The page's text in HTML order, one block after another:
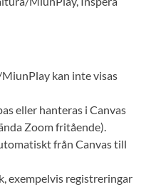
kan inte visas
eller hanteras i Canvas
Zoom fritående).
från Canvas till
exempelvis registreringar